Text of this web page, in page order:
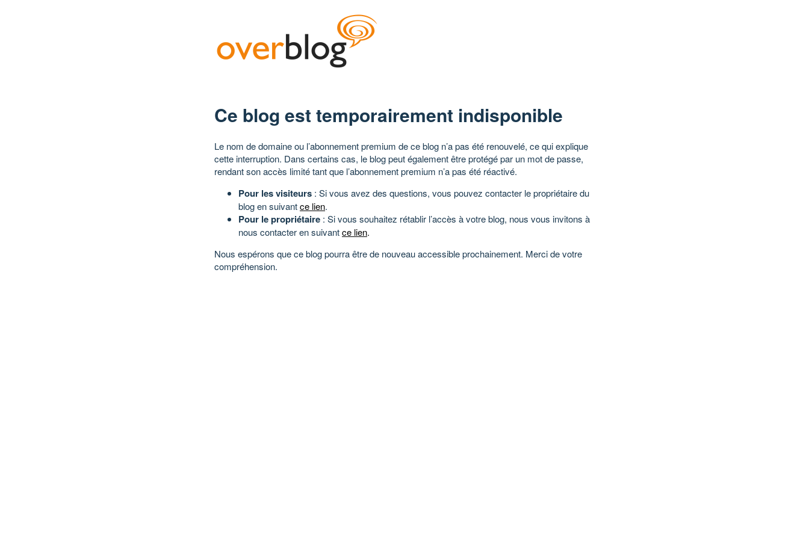
Ce blog est temporairement indisponible
Le nom de domaine ou l’abonnement premium de ce blog n’a pas été renouvelé, ce qui explique
cette interruption. Dans certains cas, le blog peut également être protégé par un mot de passe,
rendant son accès limité tant que l’abonnement premium n’a pas été réactivé.
Pour les visiteurs : Si vous avez des questions, vous pouvez contacter le propriétaire du
blog en suivantce lien.
Pour le propriétaire : Si vous souhaitez rétablir l’accès à votre blog, nous vous invitons à
nous contacter en suivantce lien.
Nous espérons que ce blog pourra être de nouveau accessible prochainement. Merci de votre
compréhension.